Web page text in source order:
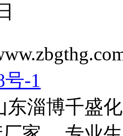
号-1
东淄博千盛